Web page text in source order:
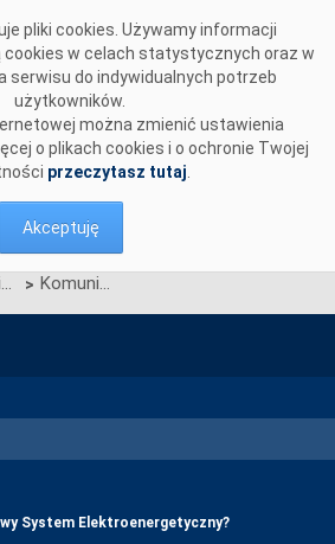
pliki cookies. Używamy informacji
cookies w celach statystycznych oraz w
serwisu do indywidualnych potrzeb
użytkowników.
można zmienić ustawienia
o plikach cookies i o ochronie Twojej
przeczytasz tutaj
Akceptuję
Komunikaty OSP > Komunikat OSP w sprawie spotkania informacyjnego dotyczącego projektu Karty aktualizacji nr 2/CW-2/CK-2/CB-2/2024 do IRiESP
System Elektroenergetyczny?